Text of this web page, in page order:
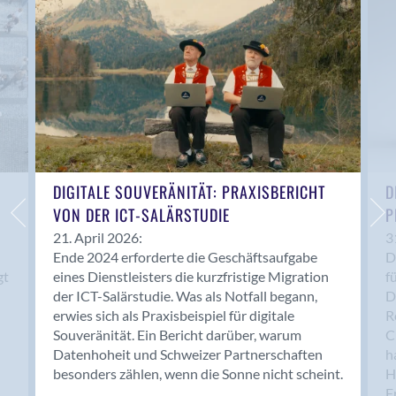
Anwil
Appenzell
Au SG
Baar
Baden
Balsthal
Balzers
Basel
Bassersdorf
Belp
Bendern
Benken (SG)
Bergdietikon
Berlin
Bern
Bern - Liebefeld
DIGITALE SOUVERÄNITÄT: PRAXISBERICHT
VON DER ICT-SALÄRSTUDIE
21. April 2026:
Ende 2024 erforderte die Geschäftsaufgabe
eines Dienstleisters die kurzfristige Migration
der ICT-Salärstudie. Was als Notfall begann,
erwies sich als Praxisbeispiel für digitale
Souveränität. Ein Bericht darüber, warum
Datenhoheit und Schweizer Partnerschaften
besonders zählen, wenn die Sonne nicht scheint.